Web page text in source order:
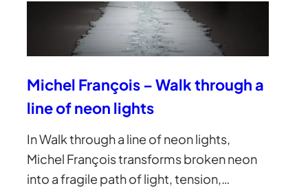
Michel François – Walk through a
line of neon lights
In Walk through a line of neon lights,
Michel François transforms broken neon
into a fragile path of light, tension,…